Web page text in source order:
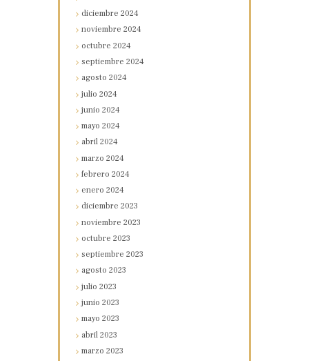
diciembre2024
noviembre2024
octubre2024
septiembre2024
agosto2024
julio2024
junio2024
mayo2024
abril2024
marzo2024
febrero2024
enero2024
diciembre2023
noviembre2023
octubre2023
septiembre2023
agosto2023
julio2023
junio2023
mayo2023
abril2023
marzo2023